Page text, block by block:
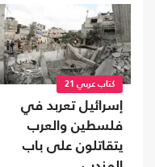
كتاب عربي 21
إسرائيل تعربد في
فلسطين والعرب
يتقاتلون على باب